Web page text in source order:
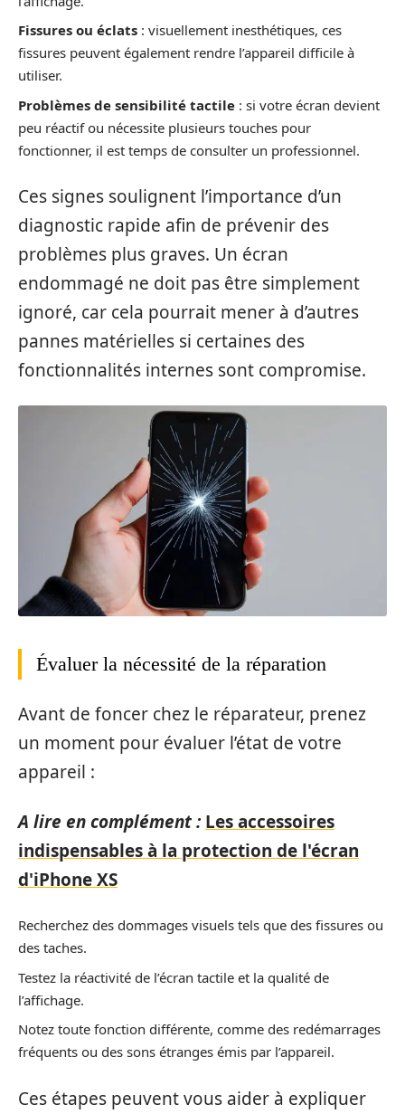
Fissures ou éclats : visuellement inesthétiques, ces
fissures peuvent également rendre l’appareil difficile à
utiliser.
Problèmes de sensibilité tactile : si votre écran devient
peu réactif ou nécessite plusieurs touches pour
fonctionner, il est temps de consulter un professionnel.
Ces signes soulignent l’importance d’un
diagnostic rapide afin de prévenir des
problèmes plus graves. Un écran
endommagé ne doit pas être simplement
ignoré, car cela pourrait mener à d’autres
pannes matérielles si certaines des
fonctionnalités internes sont compromise.
Évaluer la nécessité de la réparation
Avant de foncer chez le réparateur, prenez
un moment pour évaluer l’état de votre
appareil :
A lire en complément : Les accessoires
indispensables à la protection de l'écran
d'iPhone XS
Recherchez des dommages visuels tels que des fissures ou
des taches.
Testez la réactivité de l’écran tactile et la qualité de
l’affichage.
Notez toute fonction différente, comme des redémarrages
fréquents ou des sons étranges émis par l’appareil.
Ces étapes peuvent vous aider à expliquer